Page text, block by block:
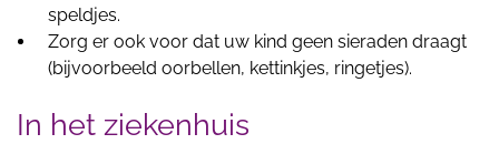
speldjes.
Zorg er ook voor dat uw kind geen sieraden draagt
(bijvoorbeeld oorbellen, kettinkjes, ringetjes).
In het ziekenhuis